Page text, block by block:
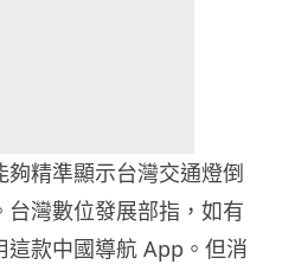
精準顯示台灣交通燈倒
灣數位發展部指，如有
這款中國導航 App。但消